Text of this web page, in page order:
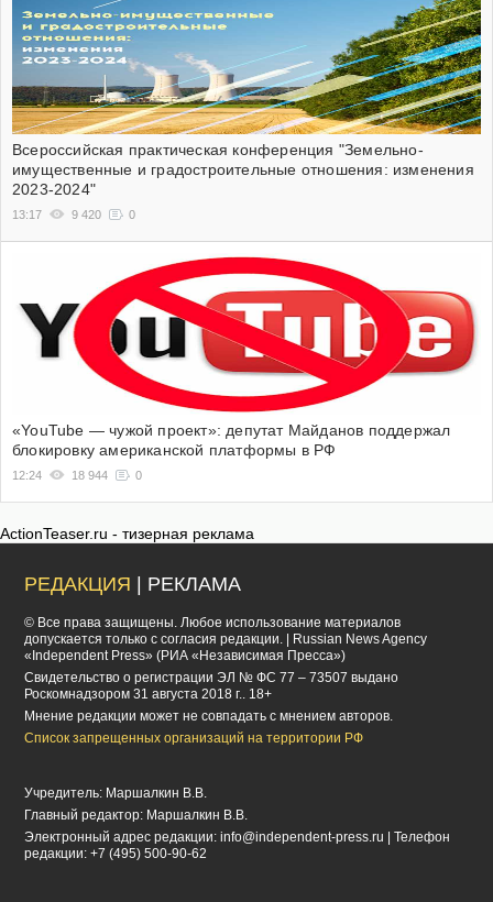
Всероссийская практическая конференция "Земельно-
имущественные и градостроительные отношения: изменения
2023-2024"
13:17 9 420 0
«YouTube — чужой проект»: депутат Майданов поддержал
блокировку американской платформы в РФ
12:24 18 944 0
ActionTeaser.ru - тизерная реклама
РЕДАКЦИЯ | РЕКЛАМА
© Все права защищены. Любое использование материалов
допускается только с согласия редакции. | Russian News Agency
«Independent Press» (РИА «Независимая Пресса»)
Cвидетельство о регистрации ЭЛ № ФС 77 – 73507 выдано
Роскомнадзором 31 августа 2018 г.. 18+
Мнение редакции может не совпадать с мнением авторов.
Список запрещенных организаций на территории РФ
Учредитель: Маршалкин В.В.
Главный редактор: Маршалкин В.В.
Электронный адрес редакции:info@independent-press.ru
| Телефон
редакции: +7 (495) 500-90-62